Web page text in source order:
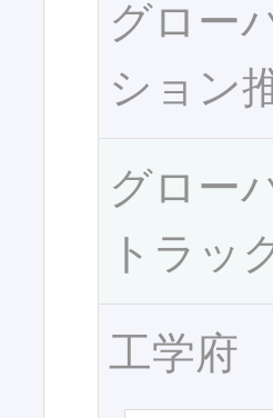
グロー
ション
グロー
トラッ
工学府